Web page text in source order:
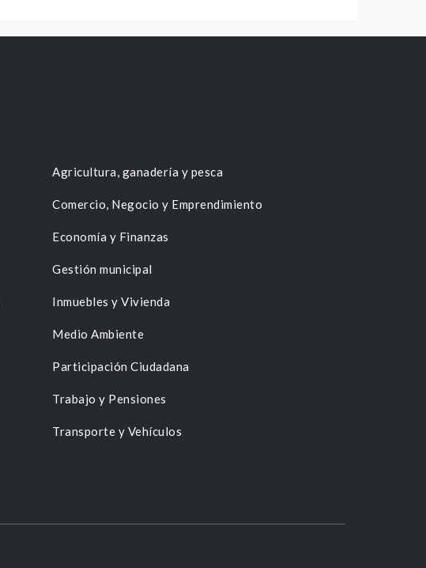
Agricultura, ganadería y pesca
Comercio, Negocio y Emprendimiento
Economía y Finanzas
Gestión municipal
Inmuebles y Vivienda
Medio Ambiente
Participación Ciudadana
Trabajo y Pensiones
Transporte y Vehículos